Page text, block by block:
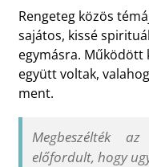
Rengeteg közös
sajátos, kissé
egymásra. Működött
együtt voltak,
ment.
Megbeszélték
előfordult, hogy